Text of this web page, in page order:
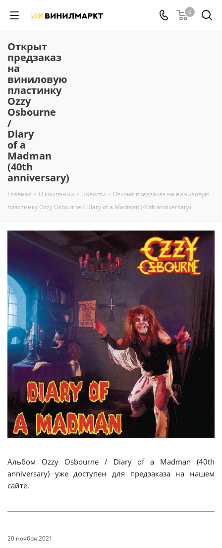
0
Открыт
предзаказ
на
виниловую
пластинку
Ozzy
Osbourne
/
Diary
of a
Madman
(40th
anniversary)
Главная - О компании - Новости - Открыт предзаказ на виниловую
пластинку Ozzy Osbourne / Diary of a Madman (40th anniversary)
Альбом Ozzy Osbourne / Diary of a Madman (40th
anniversary) уже доступен для предзаказа на нашем
сайте.
20 ноября 2021